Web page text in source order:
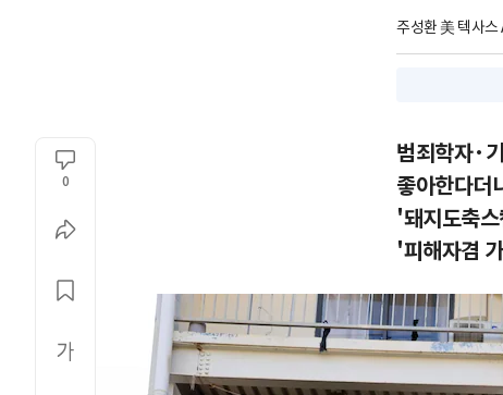
주성환 美 텍사
0
범죄학자·
좋아한다더
'돼지도축
'피해자겸